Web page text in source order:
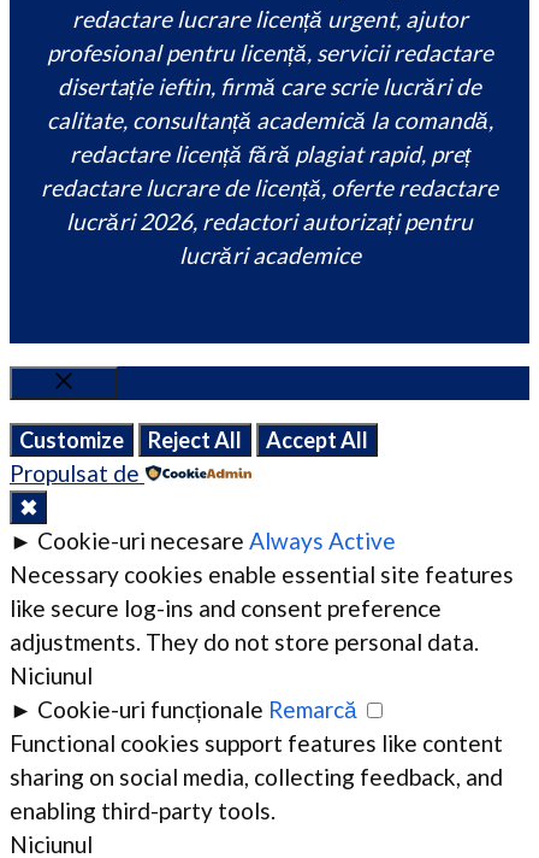
redactare lucrare licență urgent, ajutor
profesional pentru licență, servicii redactare
disertație ieftin, firmă care scrie lucrări de
calitate, consultanță academică la comandă,
redactare licență fără plagiat rapid, preț
redactare lucrare de licență, oferte redactare
lucrări 2026, redactori autorizați pentru
lucrări academice
Close
Customize
Reject All Accept All
Propulsat de
✖
► Cookie-uri necesare Always Active
Necessary cookies enable essential site features
like secure log-ins and consent preference
adjustments. They do not store personal data.
Niciunul
► Cookie-uri funcționale Remarcă
Functional cookies support features like content
sharing on social media, collecting feedback, and
enabling third-party tools.
Niciunul